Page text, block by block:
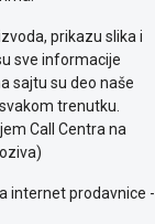
prikazu slika i
sve informacije
sajtu su deo naše
trenutku.
Call Centra na
internet prodavnice -